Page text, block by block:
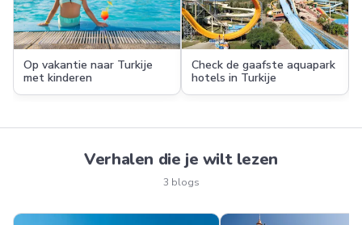
Op vakantie naar Turkije
met kinderen
Check de gaafste aquapark
hotels in Turkije
Verhalen die je wilt lezen
3 blogs